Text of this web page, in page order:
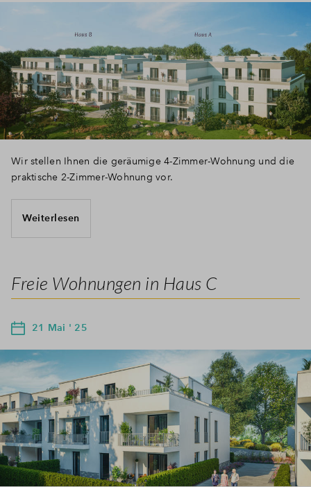
Wir stellen Ihnen die geräumige 4-Zimmer-Wohnung und die
praktische 2-Zimmer-Wohnung vor.
Weiterlesen
Freie Wohnungen in Haus C
21 Mai ' 25